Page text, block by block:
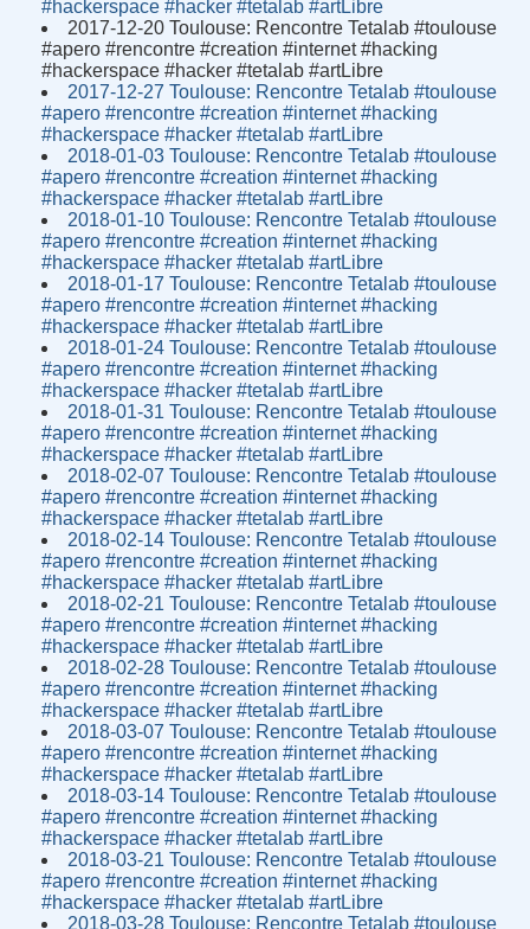
#hackerspace #hacker #tetalab #artLibre
2017-12-20 Toulouse: Rencontre Tetalab #toulouse
#apero #rencontre #creation #internet #hacking
#hackerspace #hacker #tetalab #artLibre
2017-12-27 Toulouse: Rencontre Tetalab #toulouse
#apero #rencontre #creation #internet #hacking
#hackerspace #hacker #tetalab #artLibre
2018-01-03 Toulouse: Rencontre Tetalab #toulouse
#apero #rencontre #creation #internet #hacking
#hackerspace #hacker #tetalab #artLibre
2018-01-10 Toulouse: Rencontre Tetalab #toulouse
#apero #rencontre #creation #internet #hacking
#hackerspace #hacker #tetalab #artLibre
2018-01-17 Toulouse: Rencontre Tetalab #toulouse
#apero #rencontre #creation #internet #hacking
#hackerspace #hacker #tetalab #artLibre
2018-01-24 Toulouse: Rencontre Tetalab #toulouse
#apero #rencontre #creation #internet #hacking
#hackerspace #hacker #tetalab #artLibre
2018-01-31 Toulouse: Rencontre Tetalab #toulouse
#apero #rencontre #creation #internet #hacking
#hackerspace #hacker #tetalab #artLibre
2018-02-07 Toulouse: Rencontre Tetalab #toulouse
#apero #rencontre #creation #internet #hacking
#hackerspace #hacker #tetalab #artLibre
2018-02-14 Toulouse: Rencontre Tetalab #toulouse
#apero #rencontre #creation #internet #hacking
#hackerspace #hacker #tetalab #artLibre
2018-02-21 Toulouse: Rencontre Tetalab #toulouse
#apero #rencontre #creation #internet #hacking
#hackerspace #hacker #tetalab #artLibre
2018-02-28 Toulouse: Rencontre Tetalab #toulouse
#apero #rencontre #creation #internet #hacking
#hackerspace #hacker #tetalab #artLibre
2018-03-07 Toulouse: Rencontre Tetalab #toulouse
#apero #rencontre #creation #internet #hacking
#hackerspace #hacker #tetalab #artLibre
2018-03-14 Toulouse: Rencontre Tetalab #toulouse
#apero #rencontre #creation #internet #hacking
#hackerspace #hacker #tetalab #artLibre
2018-03-21 Toulouse: Rencontre Tetalab #toulouse
#apero #rencontre #creation #internet #hacking
#hackerspace #hacker #tetalab #artLibre
2018-03-28 Toulouse: Rencontre Tetalab #toulouse